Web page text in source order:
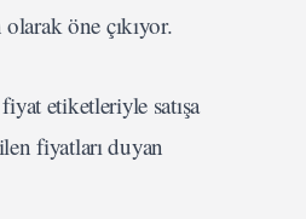
öne çıkıyor.
etiketleriyle satışa
fiyatları duyan